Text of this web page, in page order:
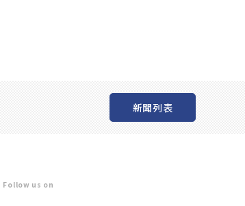
新聞列表
Follow us on